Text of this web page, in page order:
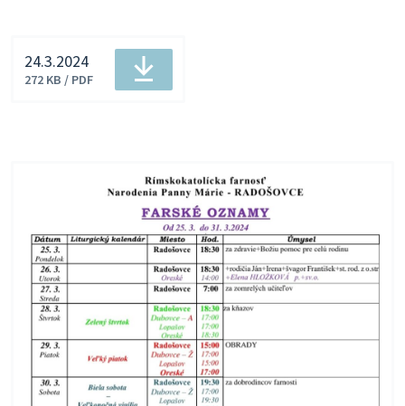
24.3.2024
Veľkosť
a
272 KB / PDF Stiahnuť